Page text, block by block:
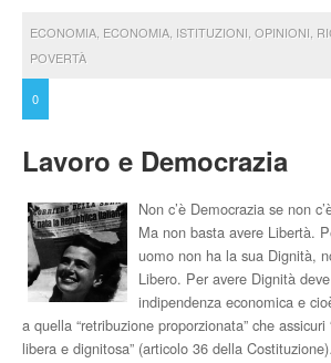
ECONOMIA ECONOMIA ISTITUZIONI OPINIONI
POVERTÀ
0
Lavoro e Democrazia
Non c’è Democrazia se non
Ma non basta avere Libertà.
uomo non ha la sua Dignità,
Libero. Per avere Dignità
indipendenza economica e
a quella “retribuzione proporzionata” che assicuri
libera e dignitosa” (articolo 36 della